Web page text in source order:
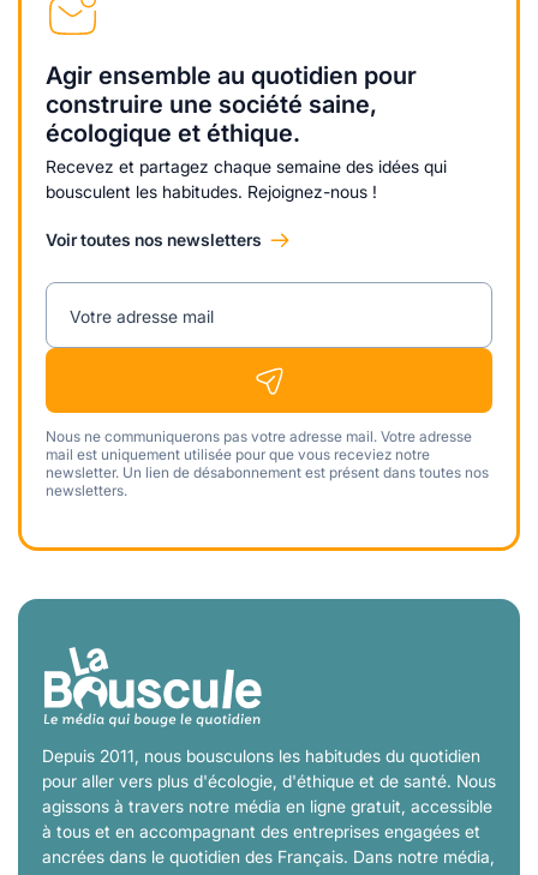
Agir ensemble au quotidien pour
construire une société saine,
écologique et éthique.
Recevez et partagez chaque semaine des idées qui
bousculent les habitudes. Rejoignez-nous !
Voir toutes nos newsletters
Votre adresse mail
Nous ne communiquerons pas votre adresse mail. Votre adresse
mail est uniquement utilisée pour que vous receviez notre
newsletter. Un lien de désabonnement est présent dans toutes nos
newsletters.
Depuis 2011, nous bousculons les habitudes du quotidien
pour aller vers plus d'écologie, d'éthique et de santé. Nous
agissons à travers notre média en ligne gratuit, accessible
à tous et en accompagnant des entreprises engagées et
ancrées dans le quotidien des Français. Dans notre média,